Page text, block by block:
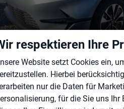
Ceed Sportswagon
SW AT
lieferbar Fahrzeug mit Tageszulassung
respektieren Ihre
Website setzt Cookies ein,
Hierbei
nur die Daten für
für die Sie uns Ihr